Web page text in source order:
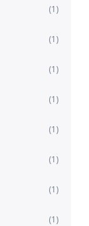
(1)
(1)
(1)
(1)
(1)
(1)
(1)
(1)